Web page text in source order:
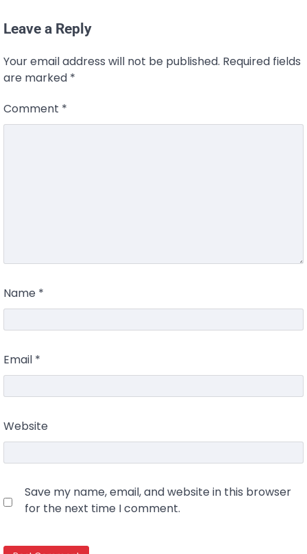
Leave a Reply
Your email address will not be published. Required fields
are marked *
Comment *
Name *
Email *
Website
Save my name, email, and website in this browser
for the next time I comment.